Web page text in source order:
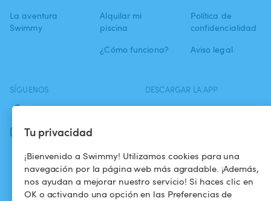
Tu privacidad
¡Bienvenido a Swimmy! Utilizamos cookies para una
navegación por la página web más agradable. ¡Además,
nos ayudan a mejorar nuestro servicio! Si haces clic en
OK o activando una opción en las Preferencias de
La aventura
Swimmy
Alquilar mi
piscina
¿Cómo funciona?
Política de
confidencialidad
Aviso legal
SÍGUENOS
Facebook
Instagram
DESCARGAR LA APP